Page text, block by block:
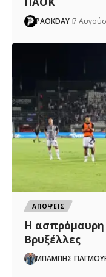
PAOKDAY 7
ΑΠΟΨΕΙΣ
Η ασπρόμαυρη
Βρυξέλλες
ΜΠΑΜΠΗΣ